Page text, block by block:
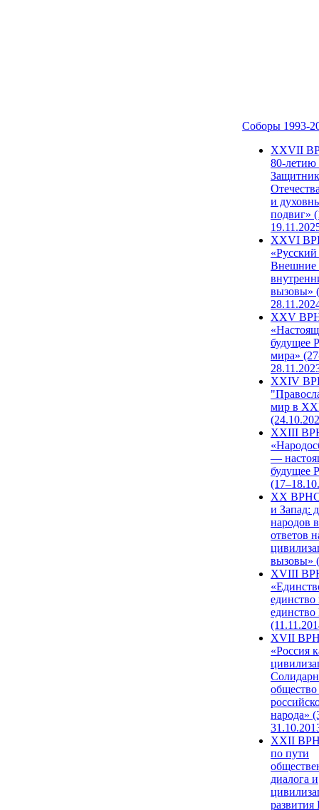
Соборы 1993-
ХХVII
80-
и
подвиг»
XXVI
Внешние
вызовы»
XXV
будущее
мира»
XXIV
мир в
XXIII
—
будущее
XX ВРНС
и Запад:
народов
ответов
вызовы»
XVIII
единство
единство
XVII
«Россия
народа»
XXII
по пути
диалога и
развития